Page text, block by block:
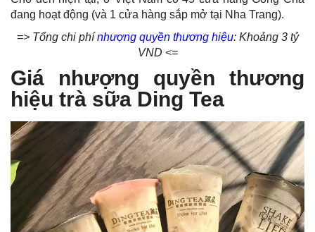
đang hoạt động (và 1 cửa hàng sắp mở tại Nha Trang).
=> Tổng chi phínhượng quyền thương hiệu: Khoảng 3 tỷ
VND <=
Giá nhượng quyền thương
hiệu trà sữa Ding Tea